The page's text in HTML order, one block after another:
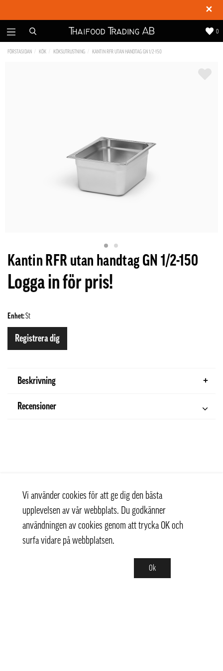
✕
0
FÖRSTASIDAN KÖK KÖKSUTRUSTNING KANTIN RFR UTAN HANDTAG GN 1/2-150
Kantin RFR utan handtag GN 1/2-150
Logga in för pris!
Enhet:St
Registrera dig
Beskrivning
Recensioner
Vi använder cookies för att ge dig den bästa
upplevelsen av vår webbplats. Du godkänner
användningen av cookies genom att trycka OK och
surfa vidare på webbplatsen.
Ok